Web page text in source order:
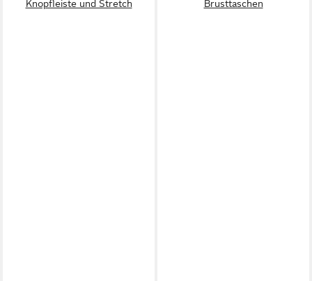
Knopfleiste und Stretch
Brusttaschen